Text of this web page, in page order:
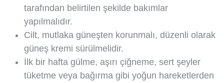
tarafından belirtilen şekilde bakımlar
yapılmalıdır.
Cilt, mutlaka güneşten korunmalı, düzenli olarak
güneş kremi sürülmelidir.
İlk bir hafta gülme, aşırı çiğneme, sert şeyler
tüketme veya bağırma gibi yoğun hareketlerden